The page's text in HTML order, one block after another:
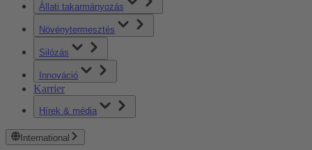
Állati takarmányozás
Növénytermesztés
Silózás
Innováció
Karrier
Hírek & média
International